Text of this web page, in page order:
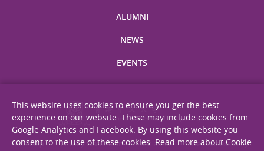
ALUMNI
NEWS
EVENTS
Site Map Privacy Statement Disclaimer Web Accessibility
This website uses cookies to ensure you get the best
experience on our website. These may include cookies from
Google Analytics and Facebook. By using this website you
consent to the use of these cookies. Read more about Cookie